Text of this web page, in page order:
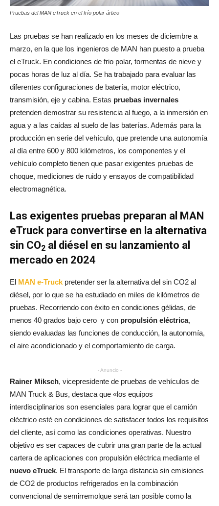
Pruebas del MAN eTruck en el frío polar ártico
Las pruebas se han realizado en los meses de diciembre a
marzo, en la que los ingenieros de MAN han puesto a prueba
el eTruck. En condiciones de frio polar, tormentas de nieve y
pocas horas de luz al día. Se ha trabajado para evaluar las
diferentes configuraciones de batería, motor eléctrico,
transmisión, eje y cabina. Estas pruebas invernales
pretenden demostrar su resistencia al fuego, a la inmersión en
agua y a las caídas al suelo de las baterías. Además para la
producción en serie del vehículo, que pretende una autonomía
al día entre 600 y 800 kilómetros, los componentes y el
vehículo completo tienen que pasar exigentes pruebas de
choque, mediciones de ruido y ensayos de compatibilidad
electromagnética.
Las exigentes pruebas preparan al MAN
eTruck para convertirse en la alternativa
sin CO2 al diésel en su lanzamiento al
mercado en 2024
El MAN e-Truck pretender ser la alternativa del sin CO2 al
diésel, por lo que se ha estudiado en miles de kilómetros de
pruebas. Recorriendo con éxito en condiciones gélidas, de
menos 40 grados bajo cero y con propulsión eléctrica,
siendo evaluadas las funciones de conducción, la autonomía,
el aire acondicionado y el comportamiento de carga.
- Anuncio -
Rainer Miksch, vicepresidente de pruebas de vehículos de
MAN Truck & Bus, destaca que «los equipos
interdisciplinarios son esenciales para lograr que el camión
eléctrico esté en condiciones de satisfacer todos los requisitos
del cliente, así como las condiciones operativas. Nuestro
objetivo es ser capaces de cubrir una gran parte de la actual
cartera de aplicaciones con propulsión eléctrica mediante el
nuevo eTruck. El transporte de larga distancia sin emisiones
de CO2 de productos refrigerados en la combinación
convencional de semirremolque será tan posible como la